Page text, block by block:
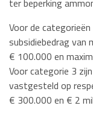
ter beperking
Voor de
subsidiebedrag van
€ 100.000 en
Voor categorie 3
vastgesteld op
€ 300.000 en € 2